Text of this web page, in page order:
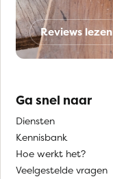
Reviews lezen
Ga snel naar
Diensten
Kennisbank
Hoe werkt het?
Veelgestelde vragen